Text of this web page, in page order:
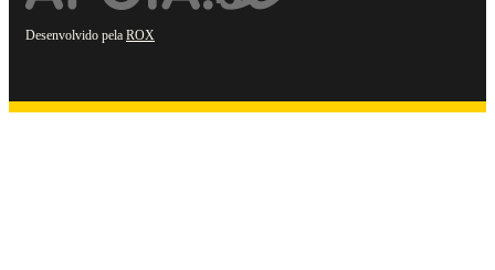
Desenvolvido pela ROX